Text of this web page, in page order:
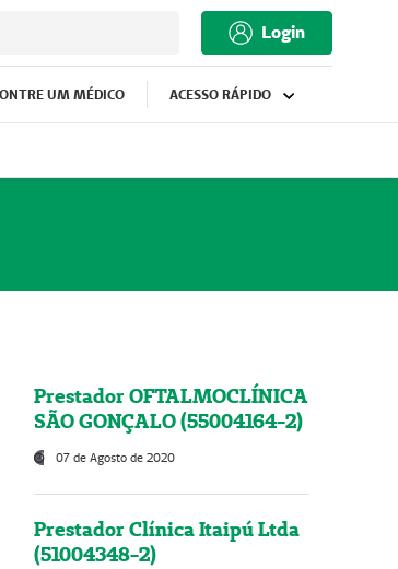
Login
UM MÉDICO ACESSO RÁPIDO
Prestador OFTALMOCLÍNICA
SÃO GONÇALO (55004164-2)
07 de Agosto de 2020
Prestador Clínica Itaipú Ltda
(51004348-2)